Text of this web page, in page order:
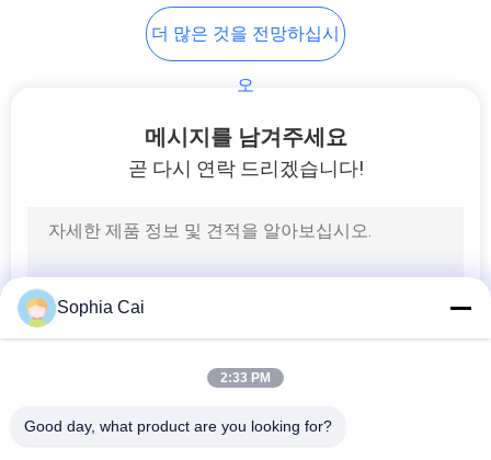
상자 압축 시험기
UV 시험기
더 많은 것을 전망하십시
오
메시지를 남겨주세요
곧 다시 연락 드리겠습니다!
Sophia Cai
2:33 PM
Good day, what product are you looking for?